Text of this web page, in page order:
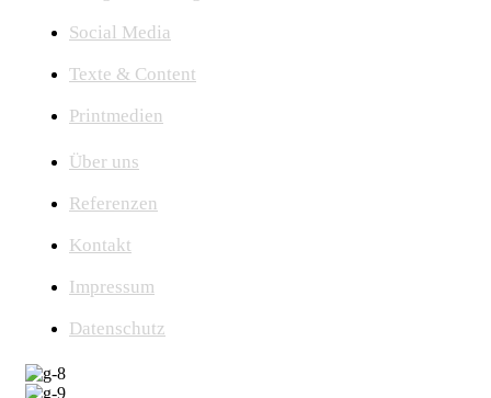
Social Media
Texte & Content
Printmedien
Über uns
Referenzen
Kontakt
Impressum
Datenschutz